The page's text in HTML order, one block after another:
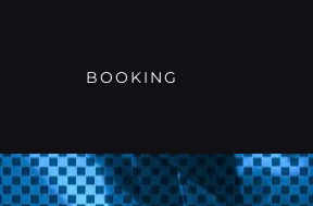
BOOKING